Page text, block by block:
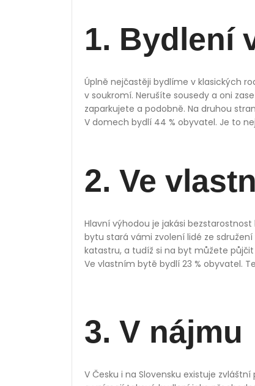
1. Bydlení
Úplně nejčastěji bydlíme v klasických
v soukromí. Nerušíte sousedy a oni
zaparkujete a podobně. Na druhou
V domech bydlí 44 % obyvatel. Je to
2. Ve
Hlavní výhodou je jakási
bytu stará vámi zvolení lidé ze
katastru, a tudíž si na byt můžete půjčit
Ve vlastním bytě bydlí 23 % obyvatel.
3. V nájmu
V Česku i na Slovensku existuje